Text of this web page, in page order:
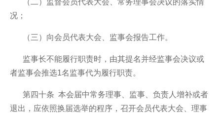
（二）监督会员代表大会、常务理事会决议的落实情
况；
（三）向会员代表大会、监事会报告工作。
监事长不能履行职责时，由其提名并经监事会决议或
者监事会推选1名监事代为履行职责。
第四十条 本会届中常务理事、监事、负责人增补或者
退出，应依照换届选举的程序，召开会员代表大会、理事